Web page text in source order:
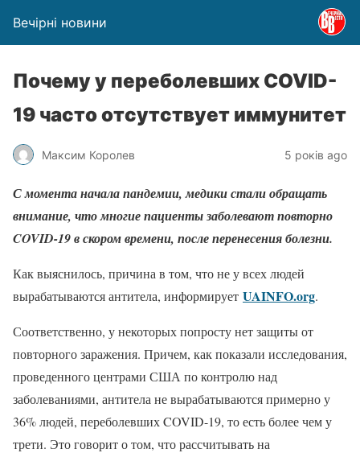
Вечірні новини
Почему у переболевших COVID-
19 часто отсутствует иммунитет
Максим Королев 5 років ago
С момента начала пандемии, медики стали обращать
внимание, что многие пациенты заболевают повторно
COVID-19 в скором времени, после перенесения болезни.
Как выяснилось, причина в том, что не у всех людей
вырабатываются антитела, информирует UAINFO.org.
Соответственно, у некоторых попросту нет защиты от
повторного заражения. Причем, как показали исследования,
проведенного центрами США по контролю над
заболеваниями, антитела не вырабатываются примерно у
36% людей, переболевших COVID-19, то есть более чем у
трети. Это говорит о том, что рассчитывать на